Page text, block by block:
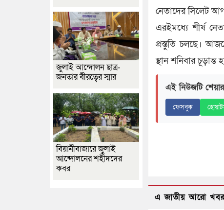
নেতাদের সিলেট
এরইমধ্যে শীর্ষ
প্রস্তুতি চলছে।
স্থান শনিবার
এই নিউজটি
ফেসবুক
এ জাতীয় আরো
জুলাই আন্দোলন ছাত্র-
জনতার বীরত্বের স্মার
বিয়ানীবাজারে জুলাই
আন্দোলনের শহীদদের
কবর